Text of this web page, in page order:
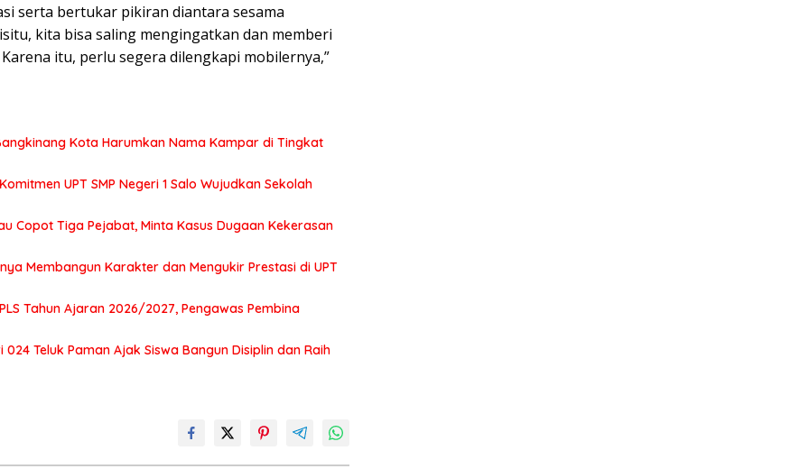
serta bertukar pikiran diantara sesama
kita bisa saling mengingatkan dan memberi
itu, perlu segera dilengkapi mobilernya,”
Kota Harumkan Nama Kampar di Tingkat
UPT SMP Negeri 1 Salo Wujudkan Sekolah
Copot Tiga Pejabat, Minta Kasus Dugaan Kekerasan
Membangun Karakter dan Mengukir Prestasi di UPT
Tahun Ajaran 2026/2027, Pengawas Pembina
Teluk Paman Ajak Siswa Bangun Disiplin dan Raih